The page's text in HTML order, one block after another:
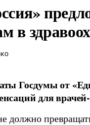
в
Госдумы от
для
должно